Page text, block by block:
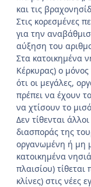
και τις
Στις κορεσμένες
για την
αύξηση του
Στα κατοικημένα
Κέρκυρας) ο μόνος
ότι οι μεγάλες,
πρέπει να έχουν
να χτίσουν το
Δεν τίθενται
διασποράς της
οργανωμένη ή μη
κατοικημένα
πλαισίου)
κλίνες) στις νέες